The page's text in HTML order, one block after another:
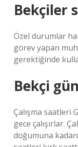
Bekçiler
Özel durumlar
görev yapan
gerektiğinde
Bekçi
Çalışma saatleri
gece çalışırlar.
doğumuna